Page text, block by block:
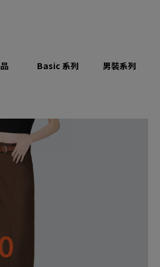
Basic 系列 男裝系列